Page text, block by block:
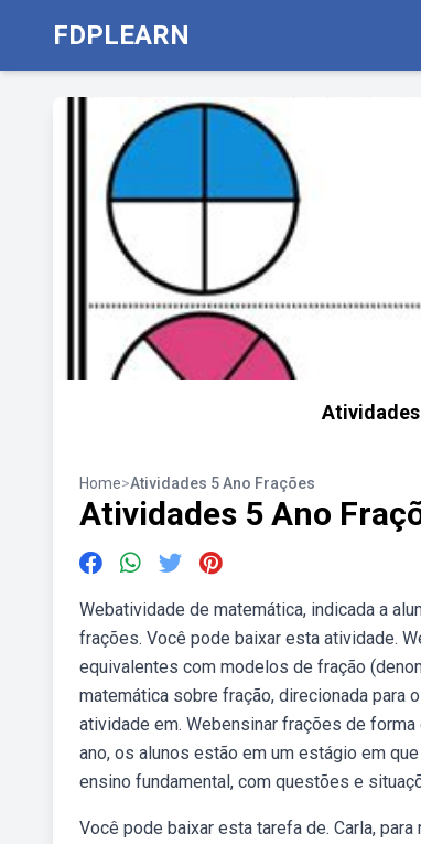
FDPLEARN
Atividades
Home>Atividades 5 Ano Frações
Atividades 5 Ano
Webatividade de matemática, indicada a
frações. Você pode baixar esta atividade.
equivalentes com modelos de fração
matemática sobre fração, direcionada para
atividade em. Webensinar frações de
ano, os alunos estão em um estágio em
ensino fundamental, com questões e
Você pode baixar esta tarefa de. Carla,